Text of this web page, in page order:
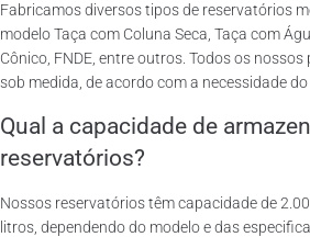
Fabricamos diversos tipos de reservatórios
modelo Taça com Coluna Seca, Taça com
Cônico, FNDE, entre outros. Todos os
sob medida, de acordo com a necessidade do
Qual a capacidade de
reservatórios?
Nossos reservatórios têm capacidade de
litros, dependendo do modelo e das